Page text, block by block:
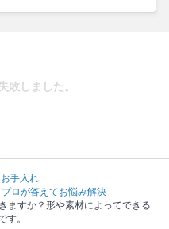
敗しました。
手入れ
プロが答えてお悩み解決
ますか？形や素材によってできる
す。